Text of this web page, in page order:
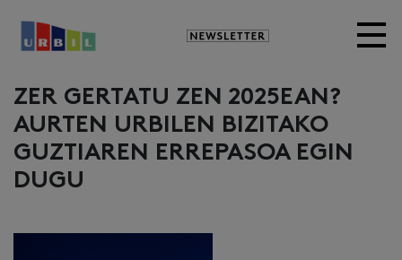
Newsletter
ZER GERTATU ZEN 2025EAN?
AURTEN URBILEN BIZITAKO
GUZTIAREN ERREPASOA EGIN
DUGU